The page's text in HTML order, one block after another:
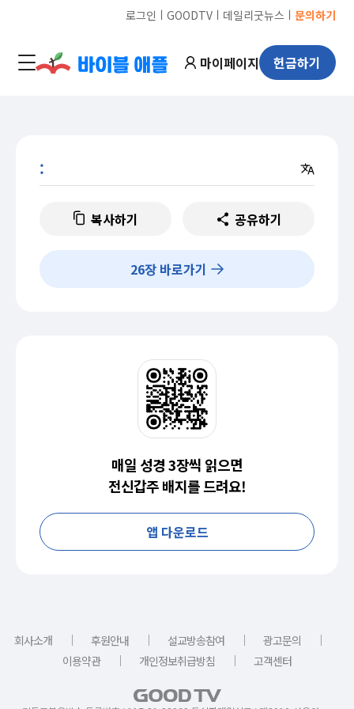
로그인 ㅣ GOODTVㅣ 데일리굿뉴스 ㅣ 문의하기
마이페이지 헌금하기
:
복사하기 공유하기
26장 바로가기
매일 성경 3장씩 읽으면
전신갑주 배지를 드려요!
앱 다운로드
회사소개 ｜ 후원안내 ｜ 설교방송참여 ｜ 광고문의
｜
이용약관
｜ 개인정보취급방침 ｜ 고객센터